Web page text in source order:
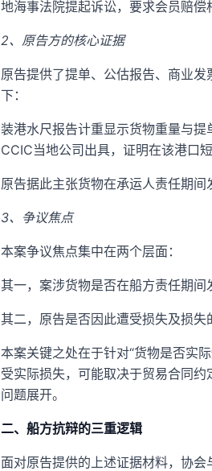
地海事法院提起诉讼，要求会员赔偿
2、原告方的核心证据
原告提供了提单、公估报告、商业
下：
装港水尺报告计重显示货物重量与
CCIC当地公司出具，证明在该港口
原告据此主张货物在承运人责任期间
3、争议焦点
本案争议焦点集中在两个层面：
其一，案涉货物是否在船方责任期间
其二，原告是否因此遭受损失及损失
本案关键之处在于针对“货物是否实
受实际损失，可能取决于贸易合同
问题展开。
二、船方抗辩的三重逻辑
面对原告提供的上述证据材料，协会